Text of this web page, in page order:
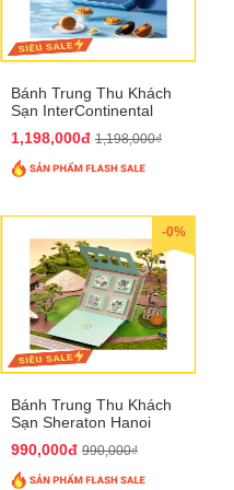
Bánh Trung Thu Khách
Sạn InterContinental
QTTT27
1,198,000đ 1,198,000₫
-0%
Bánh Trung Thu Khách
Sạn Sheraton Hanoi
990,000đ 990,000₫